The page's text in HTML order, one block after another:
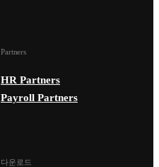
Partners
HR Partners
Payroll Partners
다운로드